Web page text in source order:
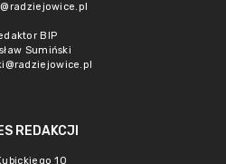
BIP
Sumiński
REDAKCJI
10